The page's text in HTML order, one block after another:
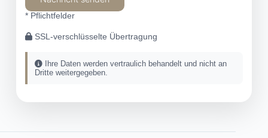
* Pflichtfelder
SSL-verschlüsselte Übertragung
Ihre Daten werden vertraulich behandelt und nicht an
Dritte weitergegeben.